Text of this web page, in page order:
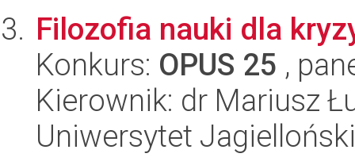
Filozofia nauki dla
Konkurs: OPUS 25 ,
Kierownik: dr Mariusz
Uniwersytet